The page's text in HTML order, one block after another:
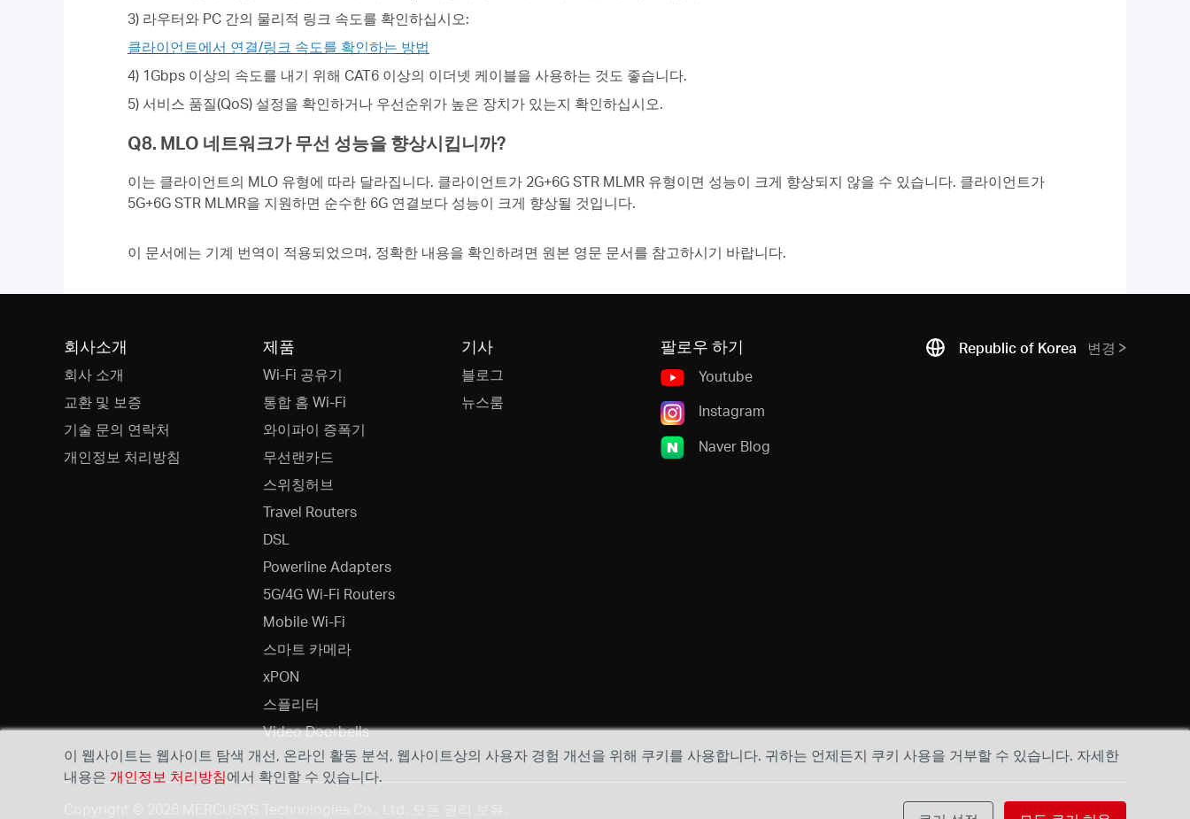
3) 라우터와 PC 간의 물리적 링크 속도를 확인하십시오:
클라이언트에서 연결/링크 속도를 확인하는 방법
4) 1Gbps 이상의 속도를 내기 위해 CAT6 이상의 이더넷 케이블을 사용하는 것도 좋습니다.
5) 서비스 품질(QoS) 설정을 확인하거나 우선순위가 높은 장치가 있는지 확인하십시오.
Q8. MLO 네트워크가 무선 성능을 향상시킵니까?
이는 클라이언트의 MLO 유형에 따라 달라집니다. 클라이언트가 2G+6G STR MLMR 유형이면 성능이 크게 향상되지 않을 수 있습니다. 클라이언트가
5G+6G STR MLMR을 지원하면 순수한 6G 연결보다 성능이 크게 향상될 것입니다.
이 문서에는 기계 번역이 적용되었으며, 정확한 내용을 확인하려면 원본 영문 문서를 참고하시기 바랍니다.
회사소개
회사 소개
교환 및 보증
기술 문의 연락처
개인정보 처리방침
제품
Wi-Fi 공유기
통합 홈 Wi-Fi
와이파이 증폭기
무선랜카드
스위칭허브
Travel Routers
DSL
Powerline Adapters
5G/4G Wi-Fi Routers
Mobile Wi-Fi
스마트 카메라
xPON
스플리터
Video Doorbells
기사
블로그
뉴스룸
팔로우 하기
Youtube
Instagram
Naver Blog
Republic of Korea 변경
이 웹사이트는 웹사이트 탐색 개선, 온라인 활동 분석, 웹사이트상의 사용자 경험 개선을 위해 쿠키를 사용합니다. 귀하는 언제든지 쿠키 사용을 거부할 수 있습니다. 자세한
내용은 개인정보 처리방침에서 확인할 수 있습니다.